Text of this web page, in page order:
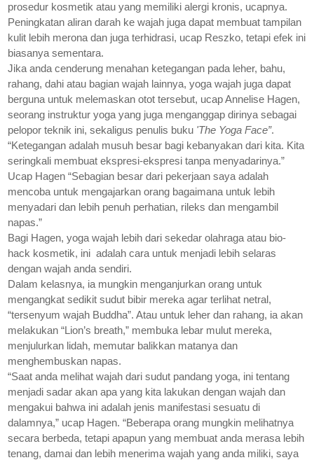
prosedur kosmetik atau yang memiliki alergi kronis, ucapnya.
Peningkatan aliran darah ke wajah juga dapat membuat tampilan
kulit lebih merona dan juga terhidrasi, ucap Reszko, tetapi efek ini
biasanya sementara.
Jika anda cenderung menahan ketegangan pada leher, bahu,
rahang, dahi atau bagian wajah lainnya, yoga wajah juga dapat
berguna untuk melemaskan otot tersebut, ucap Annelise Hagen,
seorang instruktur yoga yang juga menganggap dirinya sebagai
pelopor teknik ini, sekaligus penulis buku 'The Yoga Face”.
“Ketegangan adalah musuh besar bagi kebanyakan dari kita. Kita
seringkali membuat ekspresi-ekspresi tanpa menyadarinya.”
Ucap Hagen “Sebagian besar dari pekerjaan saya adalah
mencoba untuk mengajarkan orang bagaimana untuk lebih
menyadari dan lebih penuh perhatian, rileks dan mengambil
napas.”
Bagi Hagen, yoga wajah lebih dari sekedar olahraga atau bio-
hack kosmetik, ini adalah cara untuk menjadi lebih selaras
dengan wajah anda sendiri.
Dalam kelasnya, ia mungkin menganjurkan orang untuk
mengangkat sedikit sudut bibir mereka agar terlihat netral,
“tersenyum wajah Buddha”. Atau untuk leher dan rahang, ia akan
melakukan “Lion’s breath,” membuka lebar mulut mereka,
menjulurkan lidah, memutar balikkan matanya dan
menghembuskan napas.
“Saat anda melihat wajah dari sudut pandang yoga, ini tentang
menjadi sadar akan apa yang kita lakukan dengan wajah dan
mengakui bahwa ini adalah jenis manifestasi sesuatu di
dalamnya,” ucap Hagen. “Beberapa orang mungkin melihatnya
secara berbeda, tetapi apapun yang membuat anda merasa lebih
tenang, damai dan lebih menerima wajah yang anda miliki, saya